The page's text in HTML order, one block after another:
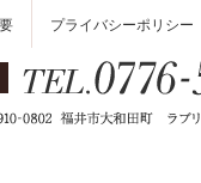
プライバシーポリシー